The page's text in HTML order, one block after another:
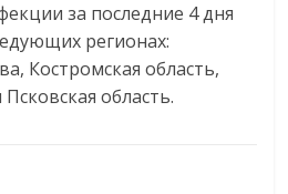
за последние 4 дня
регионах:
Костромская область,
область.